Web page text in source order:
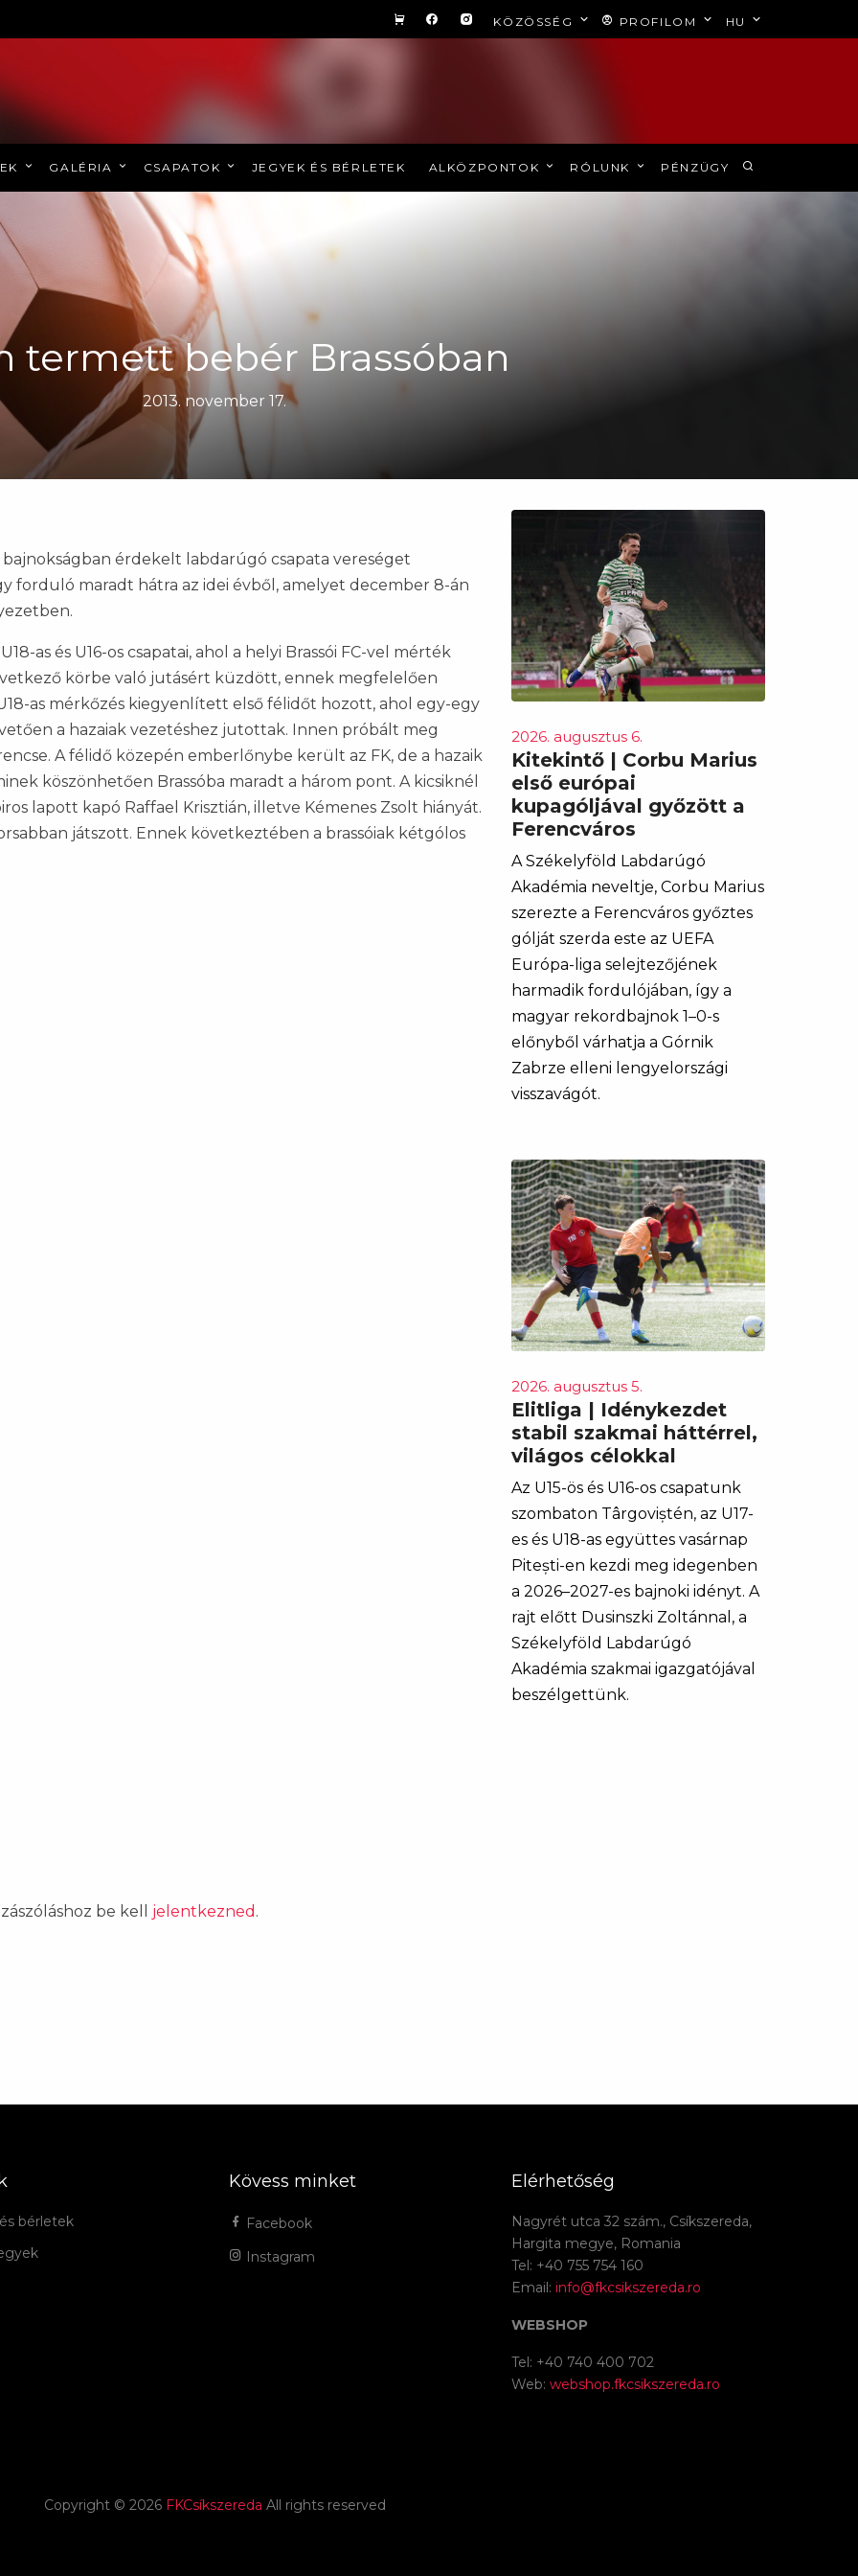
KÖZÖSSÉG PROFILOM HU
GALÉRIA CSAPATOK JEGYEK ÉS BÉRLETEK ALKÖZPONTOK RÓLUNK PÉNZÜGY
termett bebér Brassóban
2013. november 17.
bajnokságban érdekelt labdarúgó csapata vereséget
forduló maradt hátra az idei évből, amelyet december 8-án
as és U16-os csapatai, ahol a helyi Brassói FC-vel mérték
körbe való jutásért küzdött, ennek megfelelően
as mérkőzés kiegyenlített első félidőt hozott, ahol egy-egy
a hazaiak vezetéshez jutottak. Innen próbált meg
A félidő közepén emberlőnybe került az FK, de a hazaik
köszönhetően Brassóba maradt a három pont. A kicsiknél
lapott kapó Raffael Krisztián, illetve Kémenes Zsolt hiányát.
játszott. Ennek következtében a brassóiak kétgólos
2026. augusztus 6.
Kitekintő | Corbu Marius
első európai
kupagóljával győzött a
Ferencváros
A Székelyföld Labdarúgó
Akadémia neveltje, Corbu Marius
szerezte a Ferencváros győztes
gólját szerda este az UEFA
Európa-liga selejtezőjének
harmadik fordulójában, így a
magyar rekordbajnok 1–0-s
előnyből várhatja a Górnik
Zabrze elleni lengyelországi
visszavágót.
2026. augusztus 5.
Elitliga | Idénykezdet
stabil szakmai háttérrel,
világos célokkal
Az U15-ös és U16-os csapatunk
szombaton Târgoviștén, az U17-
es és U18-as együttes vasárnap
Pitești-en kezdi meg idegenben
a 2026–2027-es bajnoki idényt. A
rajt előtt Dusinszki Zoltánnal, a
Székelyföld Labdarúgó
Akadémia szakmai igazgatójával
beszélgettünk.
be kell jelentkezned .
bérletek
Kövess minket
Facebook
Instagram
Elérhetőség
Nagyrét utca 32 szám., Csíkszereda,
Hargita megye, Romania
Tel: +40 755 754 160
Email: info@fkcsikszereda.ro
WEBSHOP
Tel: +40 740 400 702
Web: webshop.fkcsikszereda.ro
Copyright © 2026 FKCsíkszereda All rights reserved